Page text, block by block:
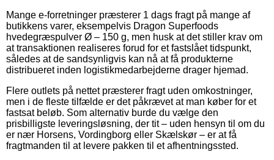
Mange e-forretninger præsterer 1 dags fragt på mange af
butikkens varer, eksempelvis Dragon Superfoods
hvedegræspulver Ø – 150 g, men husk at det stiller krav om
at transaktionen realiseres forud for et fastslået tidspunkt,
således at de sandsynligvis kan nå at få produkterne
distribueret inden logistikmedarbejderne drager hjemad.
Flere outlets på nettet præsterer fragt uden omkostninger,
men i de fleste tilfælde er det påkrævet at man køber for et
fastsat beløb. Som alternativ burde du vælge den
prisbilligste leveringsløsning, der tit – uden hensyn til om du
er nær Horsens, Vordingborg eller Skælskør – er at få
fragtmanden til at levere pakken til et afhentningssted.